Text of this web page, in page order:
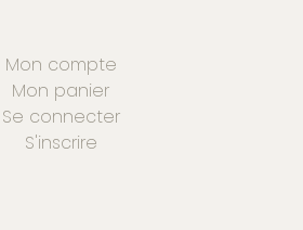
Mon compte
Mon panier
Se connecter
S'inscrire